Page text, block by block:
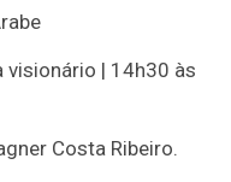
visionário | 14h30 às
Costa Ribeiro.